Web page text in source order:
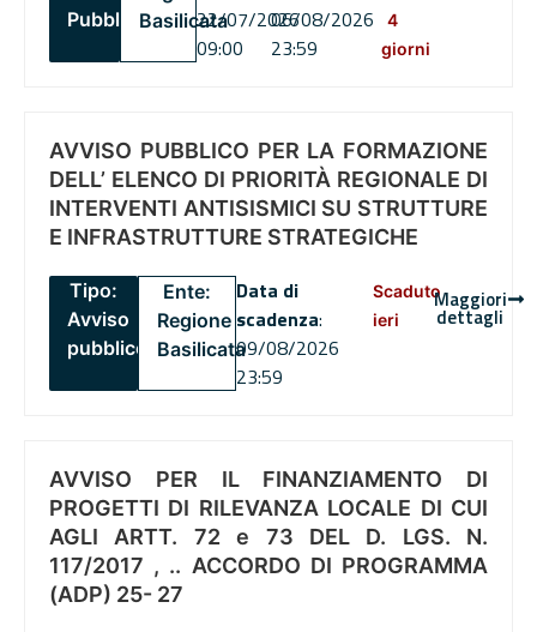
PubblicoBasilicata22/07/2026
09:00
06/08/2026
23:59
4
giorni
AVVISO PUBBLICO PER LA FORMAZIONE
DELL’ ELENCO DI PRIORITÀ REGIONALE DI
INTERVENTI ANTISISMICI SU STRUTTURE
E INFRASTRUTTURE STRATEGICHE
Tipo:
Avviso
pubblico
Ente:
Regione
Basilicata
Data di
scadenza:
09/08/2026
23:59
Scaduto
ieri
Maggiori
dettagli
AVVISO PER IL FINANZIAMENTO DI
PROGETTI DI RILEVANZA LOCALE DI CUI
AGLI ARTT. 72 e 73 DEL D. LGS. N.
117/2017 , .. ACCORDO DI PROGRAMMA
(ADP) 25- 27